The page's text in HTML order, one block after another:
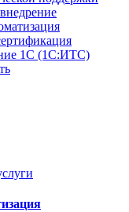
1С (1С:ИТС)